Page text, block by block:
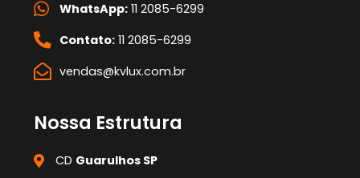
WhatsApp:11 2085-6299
Contato:11 2085-6299
vendas@kvlux.com.br
Nossa Estrutura
CD Guarulhos SP